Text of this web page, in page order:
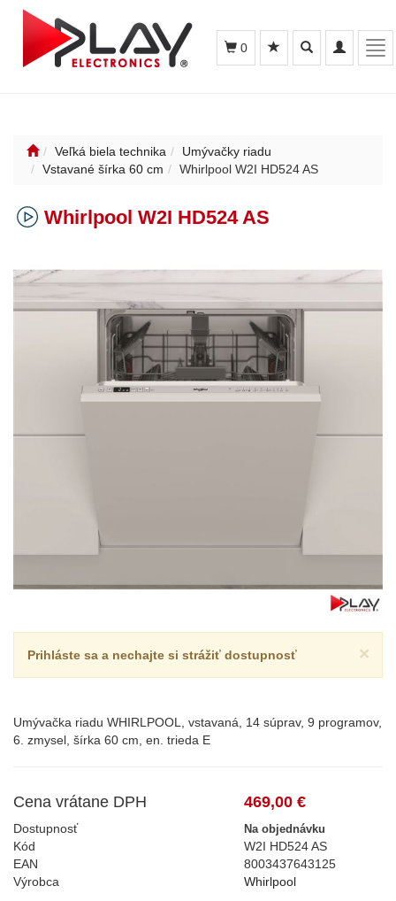
Toggle
navigation
Toggle
search
0
Veľká biela technika
Umývačky riadu
Vstavané šírka 60 cm
Whirlpool W2I HD524 AS
Whirlpool W2I HD524 AS
×
Prihláste sa a nechajte si strážiť dostupnosť
Umývačka riadu WHIRLPOOL, vstavaná, 14 súprav, 9 programov,
6. zmysel, šírka 60 cm, en. trieda E
Cena vrátane DPH 469,00 €
Dostupnosť Na objednávku
Kód
W2I HD524 AS
EAN
8003437643125
Výrobca
Whirlpool